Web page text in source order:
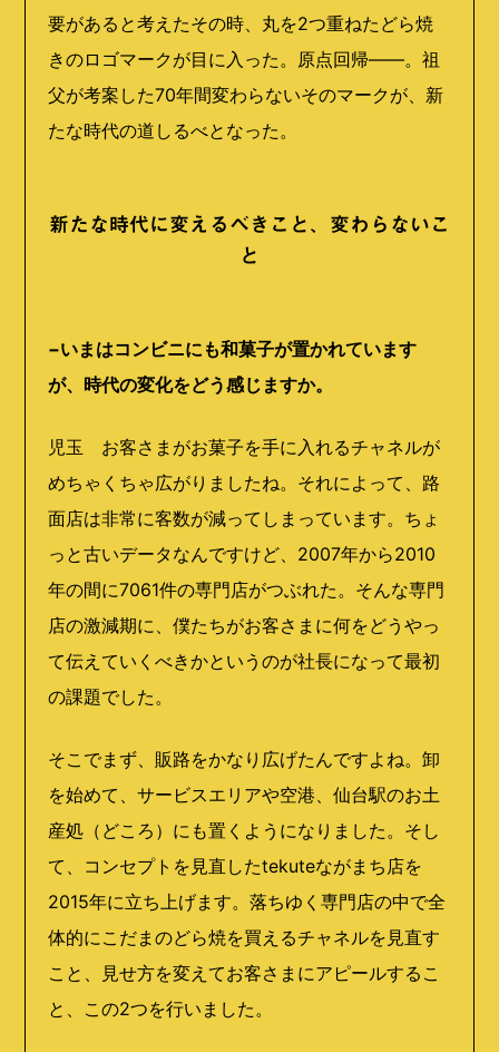
要があると考えたその時、丸を2つ重ねたどら焼
きのロゴマークが目に入った。原点回帰——。祖
父が考案した70年間変わらないそのマークが、新
たな時代の道しるべとなった。
新たな時代に変えるべきこと、変わらないこ
と
−いまはコンビニにも和菓子が置かれています
が、時代の変化をどう感じますか。
児玉 お客さまがお菓子を手に入れるチャネルが
めちゃくちゃ広がりましたね。それによって、路
面店は非常に客数が減ってしまっています。ちょ
っと古いデータなんですけど、 2007年から2010
年の間に7061件の専門店がつぶれた。そんな専門
店の激減期に、僕たちがお客さまに何をどうやっ
て伝えていくべきかというのが社長になって最初
の課題でした。
そこでまず、販路をかなり広げたんですよね。卸
を始めて、サービスエリアや空港、仙台駅のお土
産処（どころ）にも置くようになりました。そし
て、コンセプトを見直したtekuteながまち店を
2015年に立ち上げます。落ちゆく専門店の中で全
体的にこだまのどら焼を買えるチャネルを見直す
こと、見せ方を変えてお客さまにアピールするこ
と、この2つを行いました。